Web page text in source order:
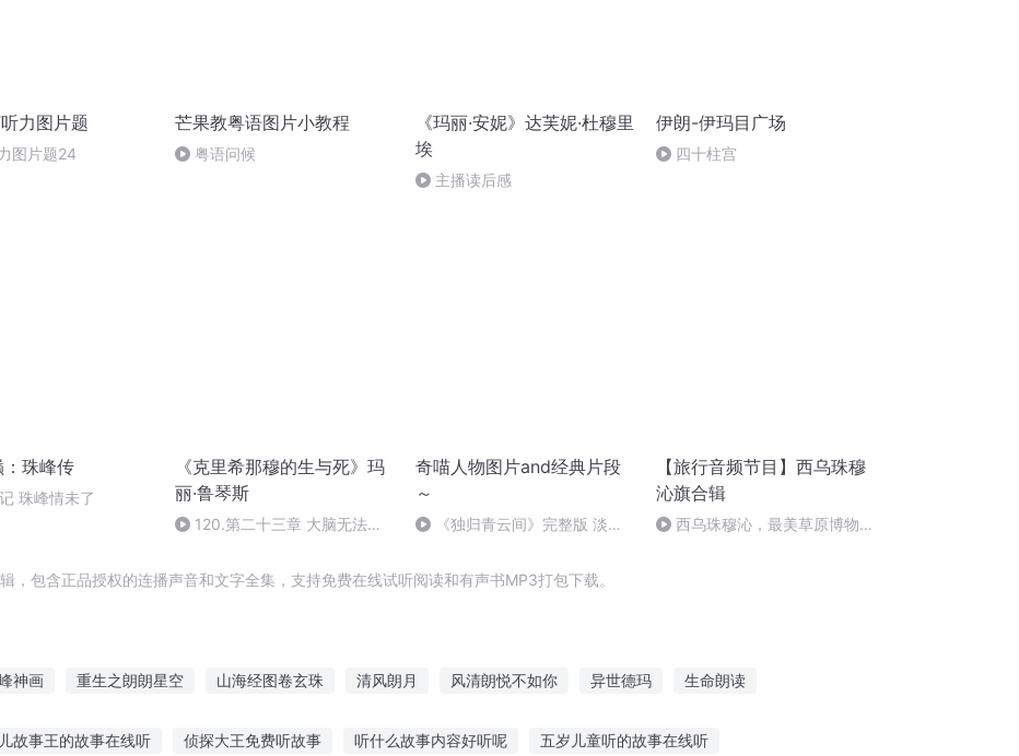
力图片题
图片题24
芒果教粤语图片小教程
粤语问候
《玛丽·安妮》达芙妮·杜穆里
埃
主播读后感
伊朗-伊玛目广场
四十柱宫
珠峰传
珠峰情未了
《克里希那穆的生与死》玛
丽·鲁琴斯
120.第二十三章 大脑无法理
奇喵人物图片and经典片段
～
《独归青云间》完整版 淡淡
【旅行音频节目】西乌珠穆
沁旗合辑
西乌珠穆沁，最美草原博物
，包含正品授权的连播声音和文字全集，支持免费在线试听阅读和有声书MP3打包下载。
神画 重生之朗朗星空 山海经图卷玄珠 清风朗月 风清朗悦不如你 异世德玛 生命朗读
故事王的故事在线听 侦探大王免费听故事 听什么故事内容好听呢 五岁儿童听的故事在线听